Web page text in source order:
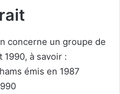
concerne un groupe de
à savoir :
émis en 1987